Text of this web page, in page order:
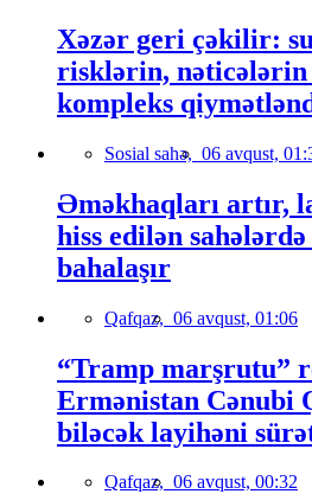
Xəzər geri çəkilir:
risklərin,
kompleks
Sosial sahə, 06 avqust,
Əməkhaqları artır,
hiss edilən
bahalaşır
Qafqaz, 06 avqust, 01:06
“Tramp marşrutu”
Ermənistan Cənubi
biləcək layihəni
Qafqaz, 06 avqust, 00:32